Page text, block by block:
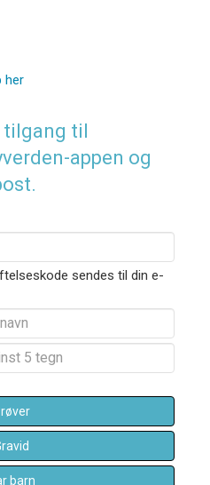
her
tilgang til
appen og
sendes til din e-
barn